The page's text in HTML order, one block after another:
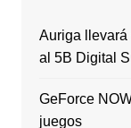
Auriga llevará
al 5B Digital
GeForce
juegos